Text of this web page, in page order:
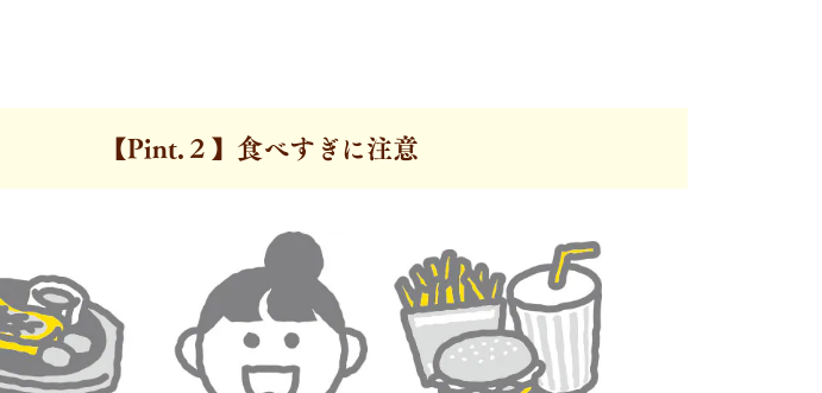
【Pint.２】食べすぎに注意